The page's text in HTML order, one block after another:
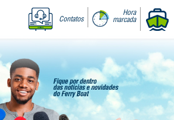
Contatos
Hora
marcada